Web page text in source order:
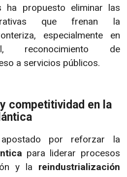
ha propuesto eliminar las
que frenan la
especialmente en
reconocimiento de
a servicios públicos.
competitividad en la
por reforzar la
para liderar procesos
y la reindustrialización